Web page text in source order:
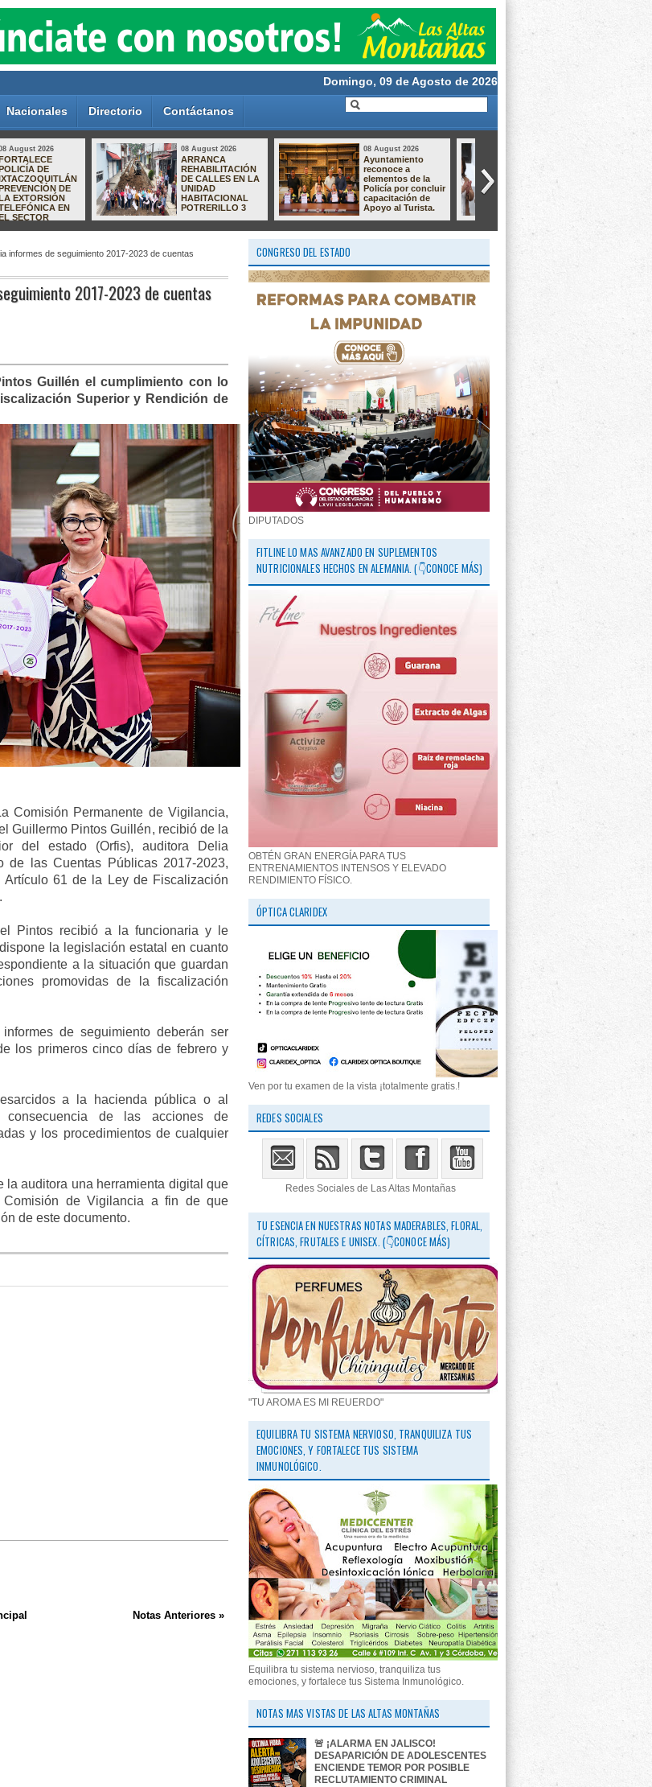
Domingo, 09 de Agosto de 2026
Nacionales Directorio Contáctanos
08 August 2026
Ayuntamiento
reconoce a
elementos de la
Policía por concluir
capacitación de
Apoyo al Turista.
08 August 2026
Presentan libro
con enfoque en el
fortalecimiento de
la igualdad
sustantiva en los
municipios
08 August 2026
Autoridades
municipales
analizan próxima
obra con
habitantes de
Monte Blanco.
Fortín iniciará
obras de
informes de seguimiento 2017-2023 de cuentas
2017-2023 de cuentas
Guillén el cumplimiento con lo
Superior y Rendición de
Comisión Permanente de Vigilancia,
Guillermo Pintos Guillén, recibió de la
del estado (Orfis), auditora Delia
de las Cuentas Públicas 2017-2023,
61 de la Ley de Fiscalización
Pintos recibió a la funcionaria y le
la legislación estatal en cuanto
a la situación que guardan
promovidas de la fiscalización
de seguimiento deberán ser
los primeros cinco días de febrero y
a la hacienda pública o al
de las acciones de
y los procedimientos de cualquier
auditora una herramienta digital que
de Vigilancia a fin de que
de este documento.
Notas Anteriores »
CONGRESO DEL ESTADO
DIPUTADOS
FITLINE LO MAS AVANZADO EN SUPLEMENTOS
NUTRICIONALES HECHOS EN ALEMANIA. (👇CONOCE MÁS)
OBTÉN GRAN ENERGÍA PARA TUS
ENTRENAMIENTOS INTENSOS Y ELEVADO
RENDIMIENTO FÍSICO.
ÓPTICA CLARIDEX
Ven por tu examen de la vista ¡totalmente gratis.!
REDES SOCIALES
Redes Sociales de Las Altas Montañas
TU ESENCIA EN NUESTRAS NOTAS MADERABLES, FLORAL,
CÍTRICAS, FRUTALES E UNISEX. (👇CONOCE MÁS)
"TU AROMA ES MI REUERDO"
EQUILIBRA TU SISTEMA NERVIOSO, TRANQUILIZA TUS
EMOCIONES, Y FORTALECE TUS SISTEMA
INMUNOLÓGICO.
Equilibra tu sistema nervioso, tranquiliza tus
emociones, y fortalece tus Sistema Inmunológico.
NOTAS MAS VISTAS DE LAS ALTAS MONTAÑAS
🚨 ¡ALARMA EN JALISCO!
DESAPARICIÓN DE ADOLESCENTES
ENCIENDE TEMOR POR POSIBLE
RECLUTAMIENTO CRIMINAL